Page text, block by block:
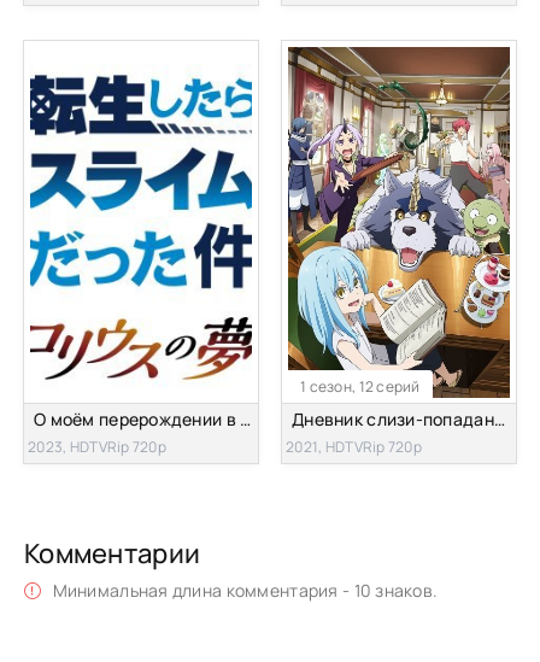
О моём перерождении в слизь OVA
2023, HDTVRip 720p
1 сезон, 12 серий
Дневник слизи-попаданца
2021, HDTVRip 720p
Комментарии
Минимальная длина комментария - 10 знаков.